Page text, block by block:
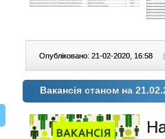
Опубліковано: 21-02-2020, 16:58 |
Вакансія станом на